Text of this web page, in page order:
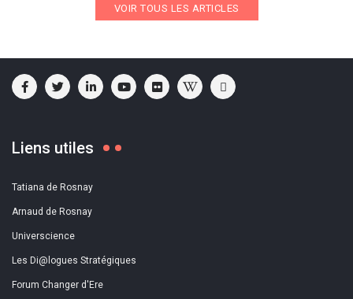
VOIR TOUS LES ARTICLES
Liens utiles
Tatiana de Rosnay
Arnaud de Rosnay
Universcience
Les Di@logues Stratégiques
Forum Changer d'Ere